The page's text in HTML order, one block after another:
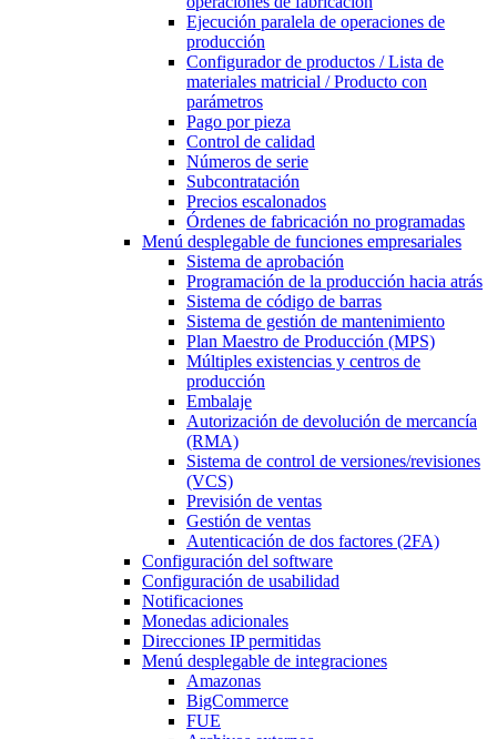
Ejecución paralela de operaciones de
producción
Configurador de productos / Lista de
materiales matricial / Producto con
parámetros
Pago por pieza
Control de calidad
Números de serie
Subcontratación
Precios escalonados
Órdenes de fabricación no programadas
Menú desplegable de funciones empresariales
Sistema de aprobación
Programación de la producción hacia atrás
Sistema de código de barras
Sistema de gestión de mantenimiento
Plan Maestro de Producción (MPS)
Múltiples existencias y centros de
producción
Embalaje
Autorización de devolución de mercancía
(RMA)
Sistema de control de versiones/revisiones
(VCS)
Previsión de ventas
Gestión de ventas
Autenticación de dos factores (2FA)
Configuración del software
Configuración de usabilidad
Notificaciones
Monedas adicionales
Direcciones IP permitidas
Menú desplegable de integraciones
Amazonas
BigCommerce
FUE